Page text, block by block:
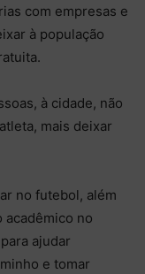
com empresas e
à população
à cidade, não
mais deixar
no futebol, além
acadêmico no
ajudar
e tomar